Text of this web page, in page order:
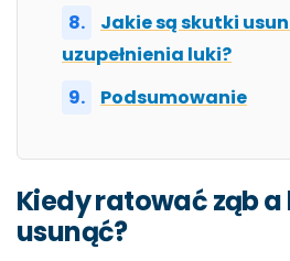
Jakie są skutki
uzupełnienia luki?
Podsumowanie
Kiedy ratować ząb
usunąć?